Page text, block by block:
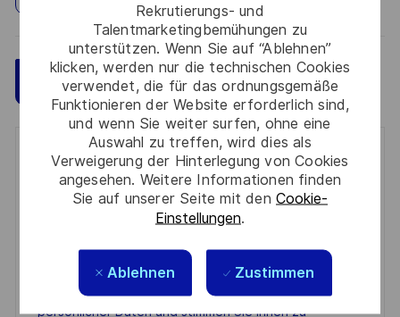
Rekrutierungs- und
Talentmarketingbemühungen zu
unterstützen. Wenn Sie auf “Ablehnen”
klicken, werden nur die technischen Cookies
verwendet, die für das ordnungsgemäße
Funktionieren der Website erforderlich sind,
und wenn Sie weiter surfen, ohne eine
Auswahl zu treffen, wird dies als
Verweigerung der Hinterlegung von Cookies
angesehen. Weitere Informationen finden
Sie auf unserer Seite mit den Cookie-
Einstellungen.
Ablehnen Zustimmen
Jetzt bewerben Speichern
Get notified for similar jobs
You'll receive updates once a week
Required
Prüfen Sie die Bedingungen für die Verarbeitung
persönlicher Daten und stimmen Sie ihnen zu